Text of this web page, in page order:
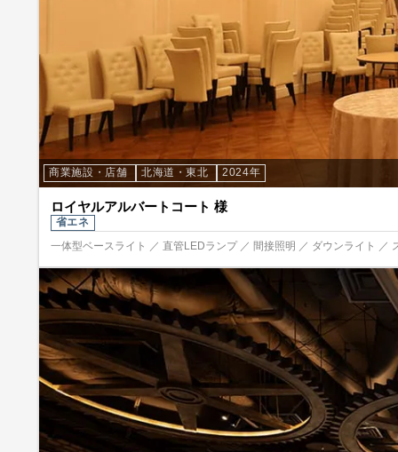
商業施設・店舗 北海道・東北 2024年
ロイヤルアルバートコート 様
省エネ
一体型ベースライト ／ 直管LEDランプ ／ 間接照明 ／ ダウンライト ／